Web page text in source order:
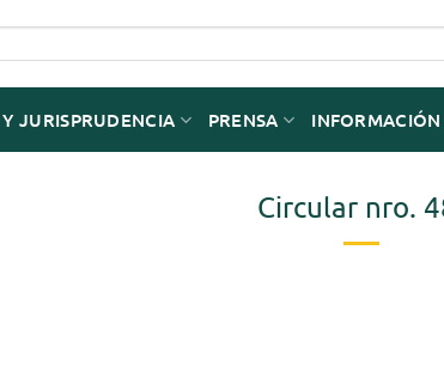
JURISPRUDENCIA PRENSA
Circular nro.